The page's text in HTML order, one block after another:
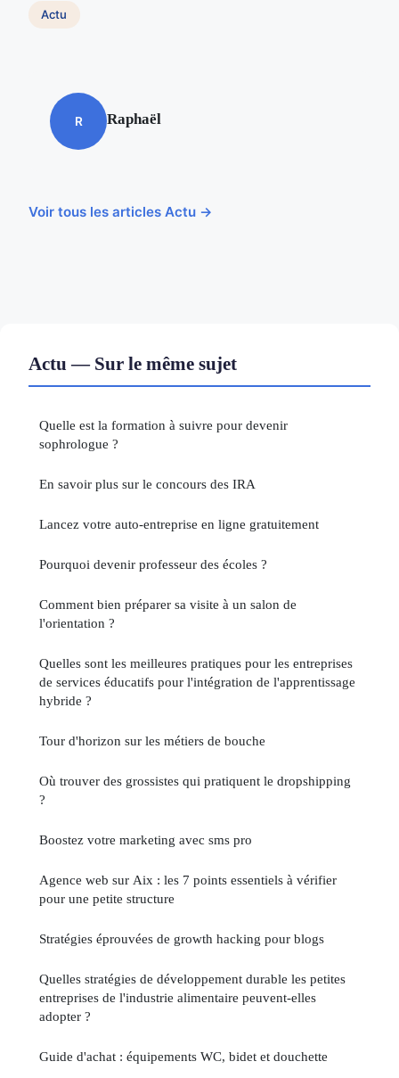
Actu
R Raphaël
Voir tous les articles Actu →
Actu — Sur le même sujet
Quelle est la formation à suivre pour devenir
sophrologue ?
En savoir plus sur le concours des IRA
Lancez votre auto-entreprise en ligne gratuitement
Pourquoi devenir professeur des écoles ?
Comment bien préparer sa visite à un salon de
l'orientation ?
Quelles sont les meilleures pratiques pour les entreprises
de services éducatifs pour l'intégration de l'apprentissage
hybride ?
Tour d'horizon sur les métiers de bouche
Où trouver des grossistes qui pratiquent le dropshipping
?
Boostez votre marketing avec sms pro
Agence web sur Aix : les 7 points essentiels à vérifier
pour une petite structure
Stratégies éprouvées de growth hacking pour blogs
Quelles stratégies de développement durable les petites
entreprises de l'industrie alimentaire peuvent-elles
adopter ?
Guide d'achat : équipements WC, bidet et douchette